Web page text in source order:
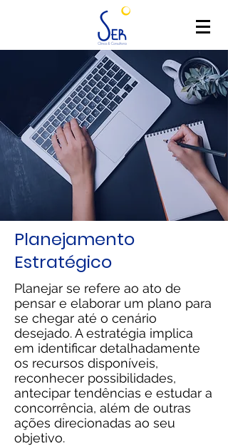
Planejamento
Estratégico
Planejar se refere ao ato de
pensar e elaborar um plano para
se chegar até o cenário
desejado. A estratégia implica
em identificar detalhadamente
os recursos disponíveis,
reconhecer possibilidades,
antecipar tendências e estudar a
concorrência, além de outras
ações direcionadas ao seu
objetivo.